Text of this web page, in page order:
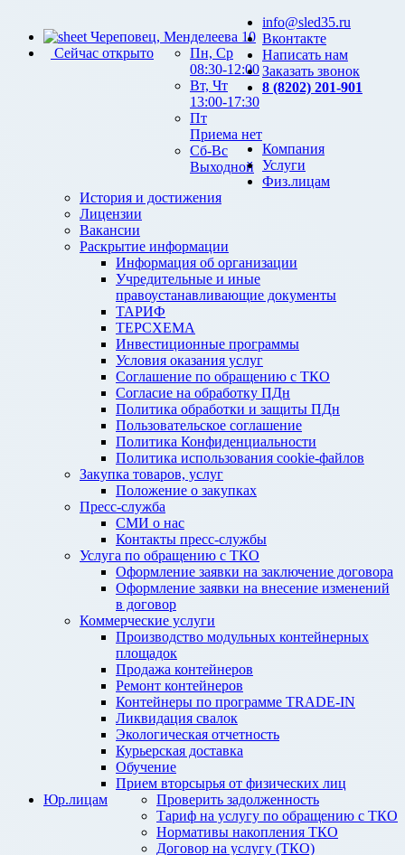
Череповец, Менделеева 10
Сейчас открыто
Пн, Ср
08:30-12:00
Вт, Чт
13:00-17:30
Пт
Приема нет
Сб-Вс
Выходной
info@sled35.ru
Вконтакте
Написать нам
Заказать звонок
8 (8202) 201-901
Компания
История и достижения
Лицензии
Вакансии
Раскрытие информации
Информация об организации
Учредительные и иные
правоустанавливающие документы
ТАРИФ
ТЕРСХЕМА
Инвестиционные программы
Условия оказания услуг
Соглашение по обращению с ТКО
Согласие на обработку ПДн
Политика обработки и защиты ПДн
Пользовательское соглашение
Политика Конфиденциальности
Политика использования cookie-файлов
Закупка товаров, услуг
Положение о закупках
Пресс-служба
СМИ о нас
Контакты пресс-службы
Услуги
Услуга по обращению с ТКО
Оформление заявки на заключение договора
Оформление заявки на внесение изменений
в договор
Коммерческие услуги
Производство модульных контейнерных
площадок
Продажа контейнеров
Ремонт контейнеров
Контейнеры по программе TRADE-IN
Ликвидация свалок
Экологическая отчетность
Курьерская доставка
Обучение
Прием вторсырья от физических лиц
Физ.лицам
Проверить задолженность
Тариф на услугу по обращению с ТКО
Нормативы накопления ТКО
Договор на услугу (ТКО)
Юр.лицам